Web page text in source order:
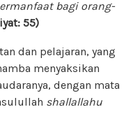
bagi orang-
55)
dan pelajaran, yang
menyaksikan
dengan mata
shallallahu